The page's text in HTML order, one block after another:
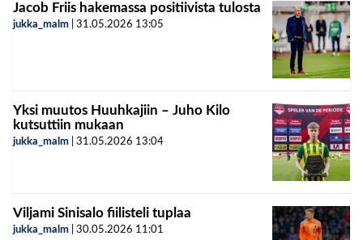
Jacob Friis hakemassa positiivista tulosta
jukka_malm 31.05.2026 13:05
Yksi muutos Huuhkajiin – Juho Kilo
kutsuttiin mukaan
jukka_malm 31.05.2026 13:04
Viljami Sinisalo fiilisteli tuplaa
jukka_malm 30.05.2026 11:01